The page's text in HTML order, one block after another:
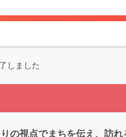
しました
の視点でまちを伝え、訪